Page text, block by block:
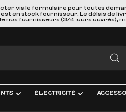
via le formulaire pour toutes
en stock fournisseur. Le délais de
nos fournisseurs (3/4 jours ouvrés),
RECHERCHER
ÉLECTRICITÉ